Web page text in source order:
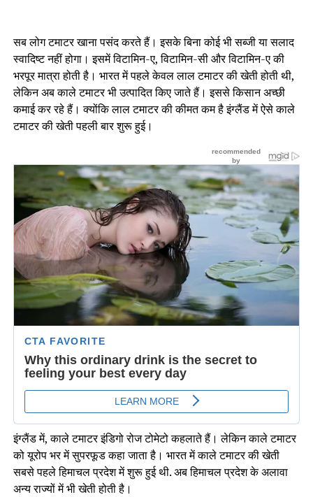
सब लोग टमाटर खाना पसंद करते हैं। इसके बिना कोई भी सब्जी या सलाद
स्वादिष्ट नहीं होगा। इसमें विटामिन-ए, विटामिन-सी और विटामिन-ए की
भरपूर मात्रा होती है। भारत में पहले केवल लाल टमाटर की खेती होती थी,
लेकिन अब काले टमाटर भी उत्पादित किए जाते हैं। इससे किसान अच्छी
कमाई कर रहे हैं। क्योंकि लाल टमाटर की कीमत कम है इंग्लैंड में ऐसे काले
टमाटर की खेती पहली बार शुरू हुई।
इंग्लैंड में, काले टमाटर इंडिगो रोज टोमेटो कहलाते हैं। लेकिन काले टमाटर
को यूरोप भर में सुपरफूड कहा जाता है। भारत में काले टमाटर की खेती
सबसे पहले हिमाचल प्रदेश में शुरू हुई थी. अब हिमाचल प्रदेश के अलावा
अन्य राज्यों में भी खेती होती है।